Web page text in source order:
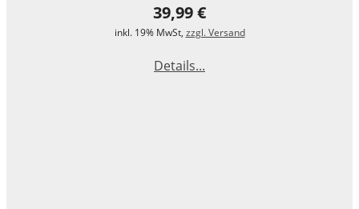
39,99 €
inkl. 19% MwSt, zzgl. Versand
Details...